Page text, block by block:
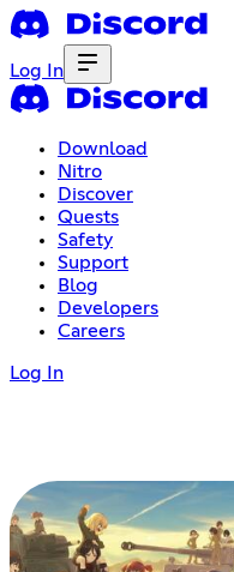
Log In
Download
Nitro
Discover
Quests
Safety
Support
Blog
Developers
Careers
Log In